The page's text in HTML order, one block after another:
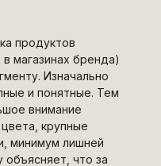
продуктов
магазинах бренда)
Изначально
и понятные. Тем
внимание
крупные
минимум лишней
объясняет, что за